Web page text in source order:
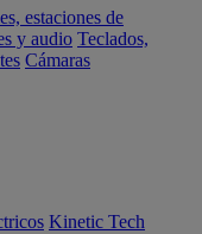
estaciones de
y audio Teclados,
Cámaras
Kinetic Tech